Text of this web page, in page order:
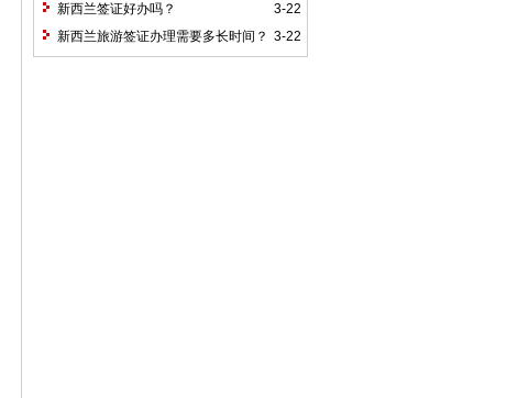
3-22
新西兰签证好办吗？
3-22
新西兰旅游签证办理需要多长时间？